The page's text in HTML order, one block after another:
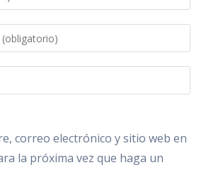
correo electrónico y sitio web en
la próxima vez que haga un